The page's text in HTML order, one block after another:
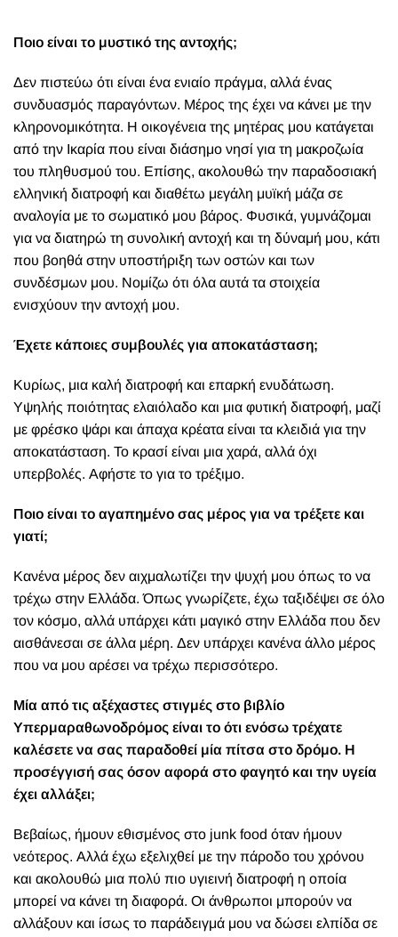
Ποιο είναι το μυστικό της αντοχής;
Δεν πιστεύω ότι είναι ένα ενιαίο πράγμα, αλλά ένας
συνδυασμός παραγόντων. Μέρος της έχει να κάνει με την
κληρονομικότητα. Η οικογένεια της μητέρας μου κατάγεται
από την Ικαρία που είναι διάσημο νησί για τη μακροζωία
του πληθυσμού του. Επίσης, ακολουθώ την παραδοσιακή
ελληνική διατροφή και διαθέτω μεγάλη μυϊκή μάζα σε
αναλογία με το σωματικό μου βάρος. Φυσικά, γυμνάζομαι
για να διατηρώ τη συνολική αντοχή και τη δύναμή μου, κάτι
που βοηθά στην υποστήριξη των οστών και των
συνδέσμων μου. Νομίζω ότι όλα αυτά τα στοιχεία
ενισχύουν την αντοχή μου.
Έχετε κάποιες συμβουλές για αποκατάσταση;
Κυρίως, μια καλή διατροφή και επαρκή ενυδάτωση.
Υψηλής ποιότητας ελαιόλαδο και μια φυτική διατροφή, μαζί
με φρέσκο ψάρι και άπαχα κρέατα είναι τα κλειδιά για την
αποκατάσταση. Το κρασί είναι μια χαρά, αλλά όχι
υπερβολές. Αφήστε το για το τρέξιμο.
Ποιο είναι το αγαπημένο σας μέρος για να τρέξετε και
γιατί;
Κανένα μέρος δεν αιχμαλωτίζει την ψυχή μου όπως το να
τρέχω στην Ελλάδα. Όπως γνωρίζετε, έχω ταξιδέψει σε όλο
τον κόσμο, αλλά υπάρχει κάτι μαγικό στην Ελλάδα που δεν
αισθάνεσαι σε άλλα μέρη. Δεν υπάρχει κανένα άλλο μέρος
που να μου αρέσει να τρέχω περισσότερο.
Μία από τις αξέχαστες στιγμές στο βιβλίο
Υπερμαραθωνοδρόμος είναι το ότι ενόσω τρέχατε
καλέσετε να σας παραδοθεί μία πίτσα στο δρόμο. Η
προσέγγισή σας όσον αφορά στο φαγητό και την υγεία
έχει αλλάξει;
Βεβαίως, ήμουν εθισμένος στο junk food όταν ήμουν
νεότερος. Αλλά έχω εξελιχθεί με την πάροδο του χρόνου
και ακολουθώ μια πολύ πιο υγιεινή διατροφή η οποία
μπορεί να κάνει τη διαφορά. Οι άνθρωποι μπορούν να
αλλάξουν και ίσως το παράδειγμά μου να δώσει ελπίδα σε